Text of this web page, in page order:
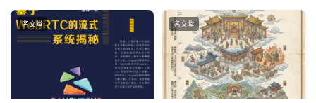
名文堂 名文堂